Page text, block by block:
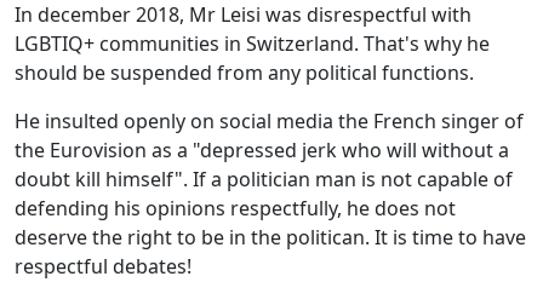
In december 2018, Mr Leisi was disrespectful with
LGBTIQ+ communities in Switzerland. That's why he
should be suspended from any political functions.
He insulted openly on social media the French singer of
the Eurovision as a "depressed jerk who will without a
doubt kill himself". If a politician man is not capable of
defending his opinions respectfully, he does not
deserve the right to be in the politican. It is time to have
respectful debates!